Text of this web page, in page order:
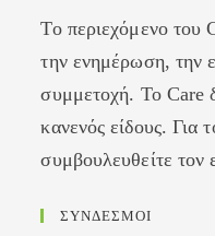
Το περιεχόμενο του
την ενημέρωση, την
συμμετοχή. Το Care
κανενός είδους. Για
συμβουλευθείτε τον
ΣΥΝΔΕΣΜΟΙ